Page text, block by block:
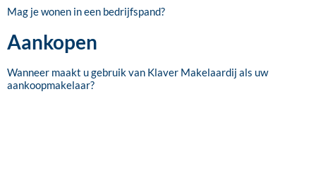
Mag je wonen in een bedrijfspand?
Aankopen
Wanneer maakt u gebruik van Klaver Makelaardij als uw
aankoopmakelaar?